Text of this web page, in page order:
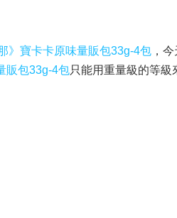
》寶卡卡原味量販包33g-4包 ，
販包33g-4包只能用重量級的等